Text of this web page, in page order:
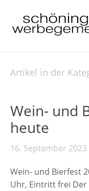
Artikel in der
Wein- und
heute
16. September 2023
Wein- und Bierfest
Uhr, Eintritt frei Der